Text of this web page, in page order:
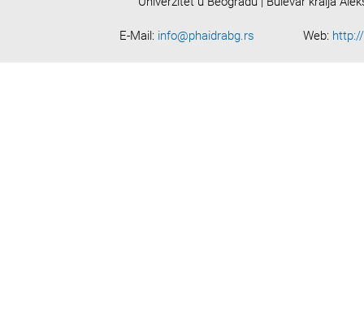
E-Mail: info@phaidrabg.rs Web: